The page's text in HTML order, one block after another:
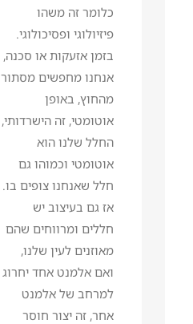
כלומר זה משהו
פיזיולוגי ופסיכולוגי.
בזמן אזעקות או סכנה,
אנחנו מחפשים מסתור
מהחוץ, באופן
אוטומטי, זה הישרדותי,
החלל שלנו הוא
אוטומטי וכמוהו גם
חלל שאנחנו צופים בו.
אז גם בעיצוב יש
חללים ומרווחים שהם
מאוזנים לעין שלנו,
ואם אלמנט אחד יחרוג
למרחב של אלמנט
אחר, זה יצור חוסר